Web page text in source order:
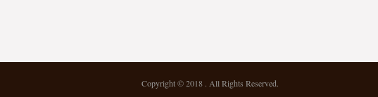
Copyright © 2018 . All Rights Reserved.